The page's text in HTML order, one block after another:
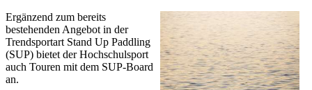
Ergänzend zum bereits
bestehenden Angebot in der
Trendsportart Stand Up Paddling
(SUP) bietet der Hochschulsport
auch Touren mit dem SUP-Board
an.